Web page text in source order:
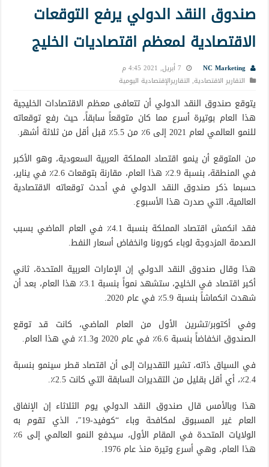
صندوق النقد الدولي يرفع التوقعات
الاقتصادية لمعظم اقتصاديات الخليج
NC Marketing
7 أبريل, 2021 4:45 م
التقارير الاقتصادية, التقاريرالإقتصادية اليومية
يتوقع صندوق النقد الدولي أن تتعافى معظم الاقتصادات الخليجية
هذا العام بوتيرة أسرع مما كان متوقعاً سابقاً، حيث رفع توقعاته
للنمو العالمي لعام 2021 إلى 6٪ من 5.5٪ قبل أقل من ثلاثة أشهر.
من المتوقع أن ينمو اقتصاد المملكة العربية السعودية، وهو الأكبر
في المنطقة، بنسبة 2.9٪ هذا العام، مقارنة بتوقعات 2.6٪ في يناير،
حسبما ذكر صندوق النقد الدولي في أحدث توقعاته الاقتصادية
العالمية، التي صدرت هذا الأسبوع.
فقد انكمش اقتصاد المملكة بنسبة 4.1٪ في العام الماضي بسبب
الصدمة المزدوجة لوباء كورونا وانخفاض أسعار النفط.
هذا وقال صندوق النقد الدولي إن الإمارات العربية المتحدة، ثاني
أكبر اقتصاد في الخليج، ستشهد نمواً بنسبة 3.1٪ هذا العام، بعد أن
شهدت انكماشاً بنسبة 5.9٪ في عام 2020.
وفي أكتوبر/تشرين الأول من العام الماضي، كانت قد توقع
الصندوق انخفاضاً بنسبة 6.6٪ في عام 2020 و1.3٪ في هذا العام.
في السياق ذاته، تشير التقديرات إلى أن اقتصاد قطر سينمو بنسبة
2.4٪، أي أقل بقليل من التقديرات السابقة التي كانت 2.5٪.
هذا وبالأمس قال صندوق النقد الدولي يوم الثلاثاء إن الإنفاق
العام غير المسبوق لمكافحة وباء “كوفيد-19″، الذي تقوم به
الولايات المتحدة في المقام الأول، سيدفع النمو العالمي إلى 6٪
هذا العام، وهي أسرع وتيرة منذ عام 1976.